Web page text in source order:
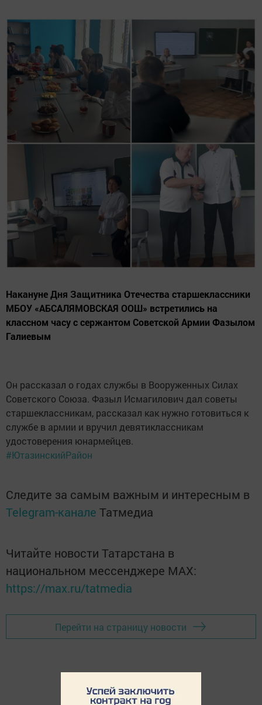
Накануне Дня Защитника Отечества старшеклассники
МБОУ «АБСАЛЯМОВСКАЯ ООШ» встретились на
классном часу с сержантом Советской Армии Фазылом
Галиевым
Он рассказал о годах службы в Вооруженных Силах
Советского Союза. Фазыл Исмагилович дал советы
старшеклассникам, рассказал как нужно готовиться к
службе в армии и вручил девятиклассникам
удостоверения юнармейцев.
#ЮтазинскийРайон
Следите за самым важным и интересным в
Telegram-канале Татмедиа
Читайте новости Татарстана в
национальном мессенджере MАХ:
https://max.ru/tatmedia
Перейти на страницу новости